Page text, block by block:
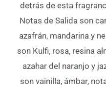
detrás de esta
Notas de Salida son
azafrán, mandarina y
son Kulfi, rosa, resina
azahar del naranjo y
son vainilla, ámbar,